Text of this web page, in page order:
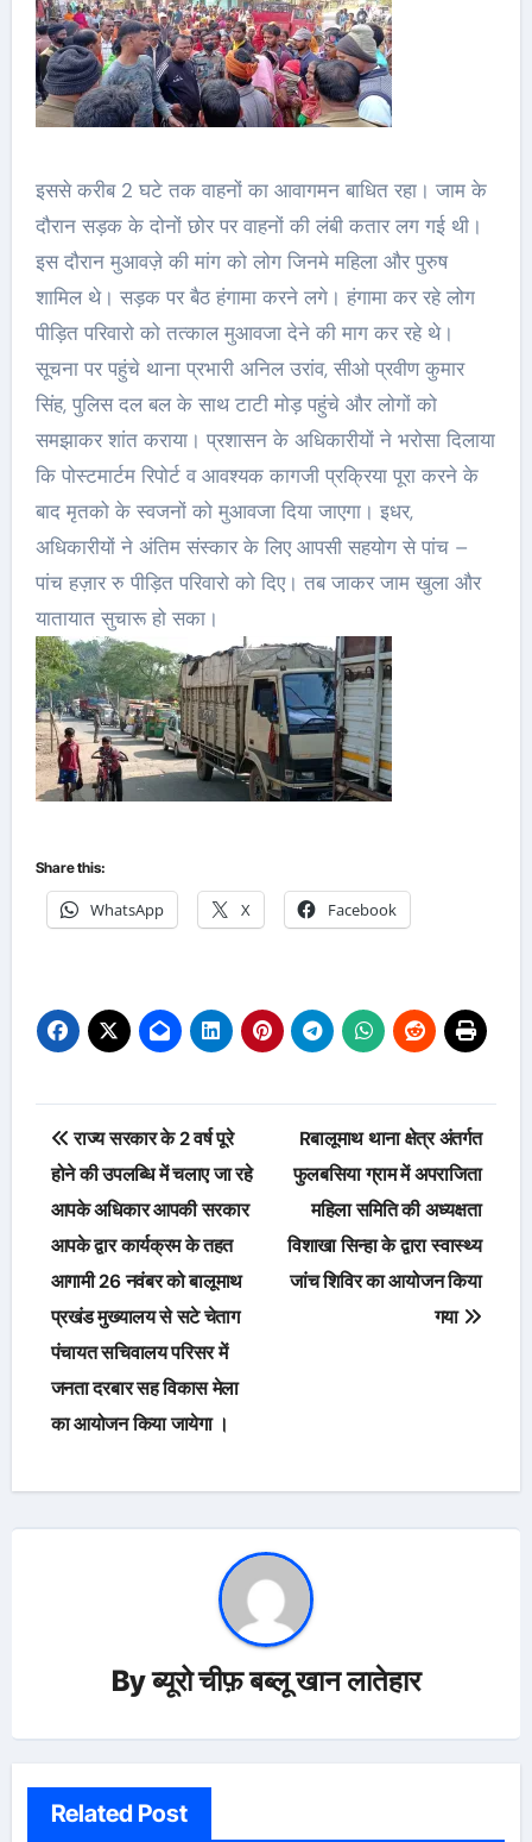
इससे करीब 2 घटे तक वाहनों का आवागमन बाधित रहा। जाम के
दौरान सड़क के दोनों छोर पर वाहनों की लंबी कतार लग गई थी।
इस दौरान मुआवज़े की मांग को लोग जिनमे महिला और पुरुष
शामिल थे। सड़क पर बैठ हंगामा करने लगे। हंगामा कर रहे लोग
पीड़ित परिवारो को तत्काल मुआवजा देने की माग कर रहे थे।
सूचना पर पहुंचे थाना प्रभारी अनिल उरांव, सीओ प्रवीण कुमार
सिंह, पुलिस दल बल के साथ टाटी मोड़ पहुंचे और लोगों को
समझाकर शांत कराया। प्रशासन के अधिकारीयों ने भरोसा दिलाया
कि पोस्टमार्टम रिपोर्ट व आवश्यक कागजी प्रक्रिया पूरा करने के
बाद मृतको के स्वजनों को मुआवजा दिया जाएगा। इधर,
अधिकारीयों ने अंतिम संस्कार के लिए आपसी सहयोग से पांच –
पांच हज़ार रु पीड़ित परिवारो को दिए। तब जाकर जाम खुला और
यातायात सुचारू हो सका।
Share this:
WhatsApp X Facebook
Post
navigation
राज्य सरकार के 2 वर्ष पूरे
होने की उपलब्धि में चलाए जा रहे
आपके अधिकार आपकी सरकार
आपके द्वार कार्यक्रम के तहत
आगामी 26 नवंबर को बालूमाथ
प्रखंड मुख्यालय से सटे चेताग
पंचायत सचिवालय परिसर में
जनता दरबार सह विकास मेला
का आयोजन किया जायेगा ।
Rबालूमाथ थाना क्षेत्र अंतर्गत
फुलबसिया ग्राम में अपराजिता
महिला समिति की अध्यक्षता
विशाखा सिन्हा के द्वारा स्वास्थ्य
जांच शिविर का आयोजन किया
गया
Byब्यूरो चीफ़ बब्लू खान लातेहार
Related Post